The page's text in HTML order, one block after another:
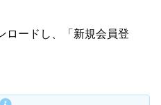
ードし、「新規会員登